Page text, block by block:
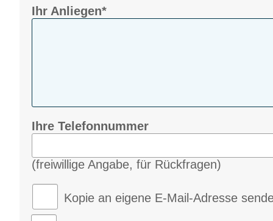
Ihr Anliegen*
Ihre Telefonnummer
(freiwillige Angabe, für Rückfragen)
Kopie an eigene E-Mail-Adresse